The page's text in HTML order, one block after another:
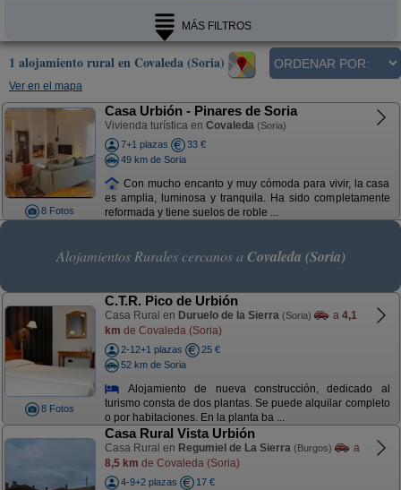
MÁS FILTROS
1 alojamiento rural en Covaleda (Soria)
Ver en el mapa
8 Fotos
Casa Urbión - Pinares de Soria
Vivienda turística en Covaleda (Soria)
7+1 plazas
33 €
49 km de Soria
Con mucho encanto y muy cómoda para vivir, la casa
es amplia, luminosa y tranquila. Ha sido completamente
reformada y tiene suelos de roble ...
Alojamientos Rurales cercanos a Covaleda (Soria)
8 Fotos
C.T.R. Pico de Urbión
Casa Rural en Duruelo de la Sierra (Soria) a 4,1
km de Covaleda (Soria)
2-12+1 plazas
25 €
52 km de Soria
Alojamiento de nueva construcción, dedicado al
turismo consta de dos plantas. Se puede alquilar completo
o por habitaciones. En la planta ba ...
Casa Rural Vista Urbión
Casa Rural en Regumiel de La Sierra (Burgos)
a
8,5 km de Covaleda (Soria)
4-9+2 plazas
17 €